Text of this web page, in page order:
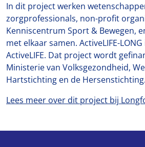
In dit project werken
zorgprofessionals, non-profit
Kenniscentrum Sport & Bewegen,
met elkaar samen. ActiveLIFE-
ActiveLIFE. Dat project wordt
Ministerie van Volksgezondheid,
Hartstichting en de Hersenstichting.
Lees meer over dit project bij